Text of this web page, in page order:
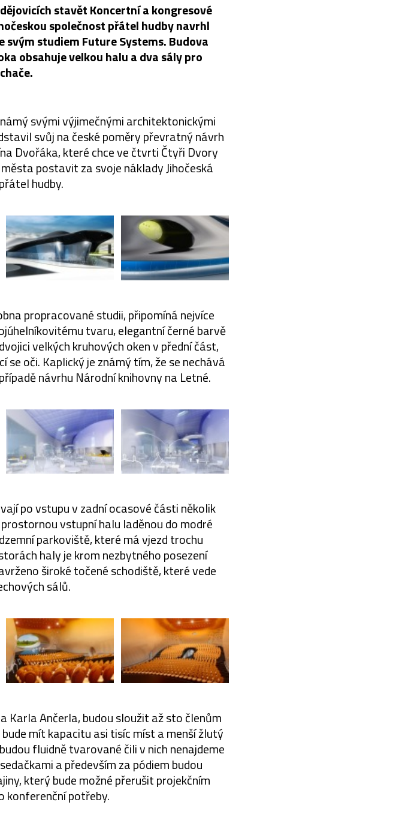
stavět Koncertní a kongresové
společnost přátel hudby navrhl
svým studiem Future Systems. Budova
obsahuje velkou halu a dva sály pro
svými výjimečnými architektonickými
svůj na české poměry převratný návrh
Dvořáka, které chce ve čtvrti Čtyři Dvory
postavit za svoje náklady Jihočeská
hudby.
propracované studii, připomíná nejvíce
tvaru, elegantní černé barvě
velkých kruhových oken v přední část,
oči. Kaplický je známý tím, že se nechává
návrhu Národní knihovny na Letné.
po vstupu v zadní ocasové části několik
vstupní halu laděnou do modré
parkoviště, které má vjezd trochu
haly je krom nezbytného posezení
široké točené schodiště, které vede
sálů.
Karla Ančerla, budou sloužit až sto členům
mít kapacitu asi tisíc míst a menší žlutý
fluidně tvarované čili v nich nenajdeme
a především za pódiem budou
který bude možné přerušit projekčním
konferenční potřeby.